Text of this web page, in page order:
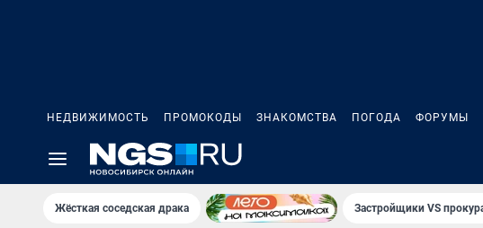
НЕДВИЖИМОСТЬ ПРОМОКОДЫ ЗНАКОМСТВА ПОГОДА ФОРУМЫ
Жёсткая соседская драка Застройщики VS